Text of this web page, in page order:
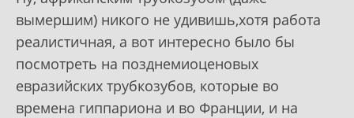
вымершим) никого не удивишь,хотя работа
реалистичная, а вот интересно было бы
посмотреть на позднемиоценовых
евразийских трубкозубов, которые во
времена гиппариона и во Франции, и на